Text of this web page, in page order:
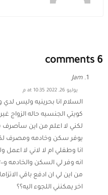
6 comments
Jam
يوليو 26, 2022 at 10:35 م
السلام انا بحرينيه وليس
كويتي الجنسيه حاله الزواج
لكني لا اعلم من اين
يوفر سكن وخادمه ومصرف
انا وطفلي ام لا لاني لا
من اين لي ان ادفع باقي
اخر يمكنني اللجوء اليه؟؟